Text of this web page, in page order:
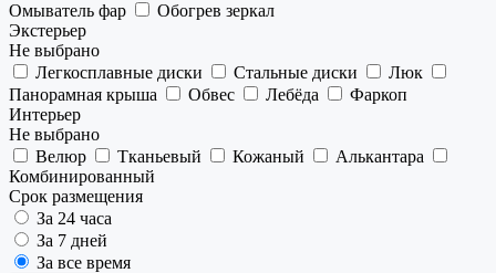
Омыватель фар
Обогрев зеркал
Экстерьер
Не выбрано
Легкосплавные диски
Стальные диски
Люк
Панорамная крыша
Обвес Лебёда
Фаркоп
Интерьер
Не выбрано
Велюр
Тканьевый Кожаный
Алькантара
Комбинированный
Срок размещения
За 24 часа
За 7 дней
За все время